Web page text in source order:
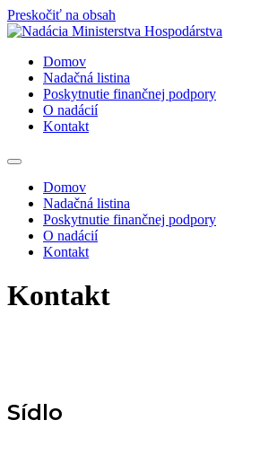
Preskočiť na obsah
Domov
Nadačná listina
Poskytnutie finančnej podpory
O nadácií
Kontakt
Domov
Nadačná listina
Poskytnutie finančnej podpory
O nadácií
Kontakt
Kontakt
Sídlo